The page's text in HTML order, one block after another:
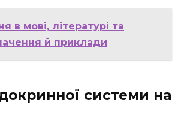
в мові, літературі та
й приклади
системи на